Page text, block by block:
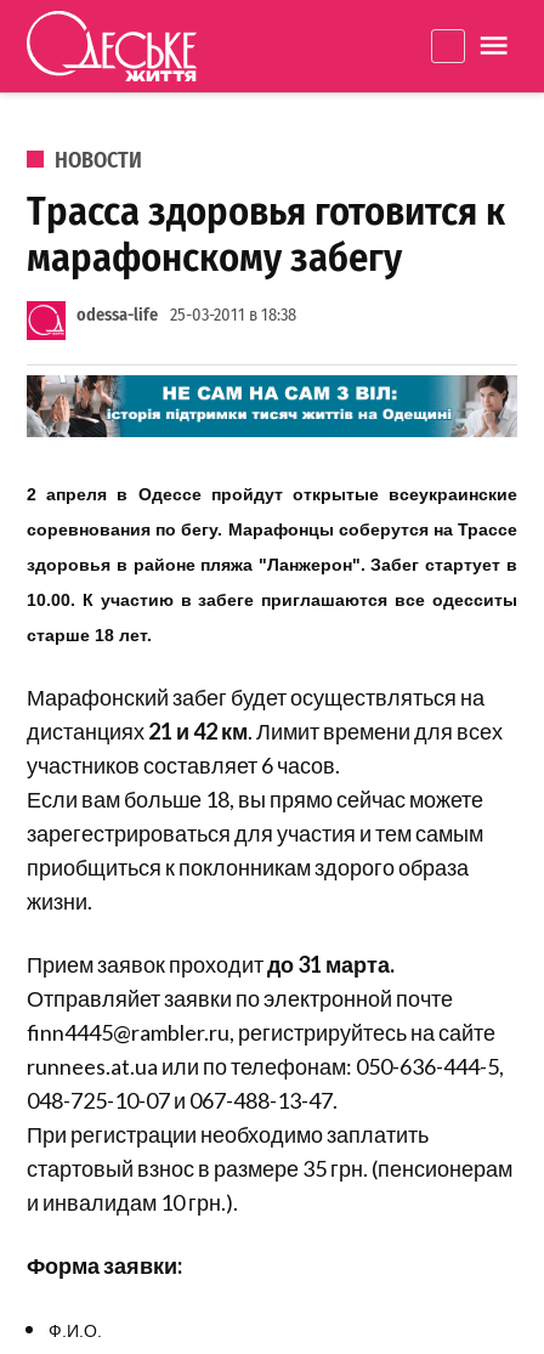
Перейти к содержанию
життя
ОПУБЛИКОВАНО В
НОВОСТИ
Трасса здоровья готовится к
марафонскому забегу
odessa-life 25-03-2011 в 18:38
2 апреля в Одессе пройдут открытые всеукраинские
соревнования по бегу. Марафонцы соберутся на Трассе
здоровья в районе пляжа "Ланжерон". Забег стартует в
10.00. К участию в забеге приглашаются все одесситы
старше 18 лет.
Марафонский забег будет осуществляться на
дистанциях21 и 42 км. Лимит времени для всех
участников составляет 6 часов.
Если вам больше 18, вы прямо сейчас можете
зарегестрироваться для участия и тем самым
приобщиться к поклонникам здорого образа
жизни.
Прием заявок проходитдо 31 марта.
Отправляйет заявки по электронной почте
finn4445@rambler.ru, регистрируйтесь на сайте
runnees.at.ua или по телефонам: 050-636-444-5,
048-725-10-07 и 067-488-13-47.
При регистрации необходимо заплатить
стартовый взнос в размере 35 грн. (пенсионерам
и инвалидам 10 грн.).
Форма заявки:
Ф.И.О.